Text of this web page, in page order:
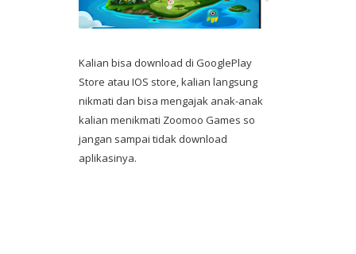
Kalian bisa download di GooglePlay
Store atau IOS store, kalian langsung
nikmati dan bisa mengajak anak-anak
kalian menikmati Zoomoo Games so
jangan sampai tidak download
aplikasinya.